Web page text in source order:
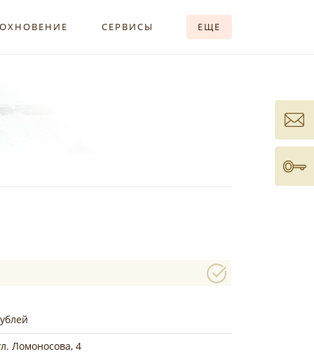
СЕРВИСЫ ЕЩЕ
Ломоносова, 4